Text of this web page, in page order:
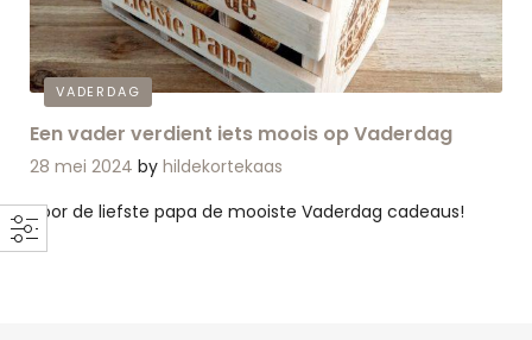
VADERDAG
Een vader verdient iets moois op Vaderdag
28 mei 2024 by hildekortekaas
Voor de liefste papa de mooiste Vaderdag cadeaus!